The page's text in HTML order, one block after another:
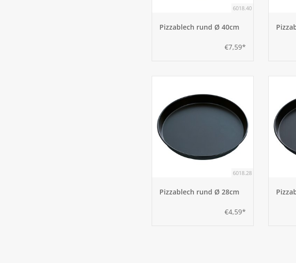
6018.40
Pizzablech rund Ø 40cm
€7,59*
6018.28
Pizzablech rund Ø 28cm
€4,59*